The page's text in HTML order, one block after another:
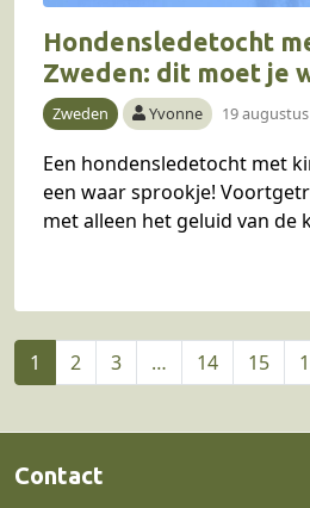
Hondensledetocht
Zweden: dit moet je
Zweden Yvonne 19
Een hondensledetocht met
een waar sprookje!
met alleen het geluid van de
1 2 3 … 14 15
Contact